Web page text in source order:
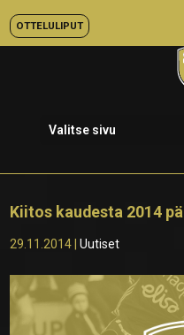
OTTELULIPUT
Valitse sivu
Kiitos kaudesta 2014
29.11.2014 |Uutiset